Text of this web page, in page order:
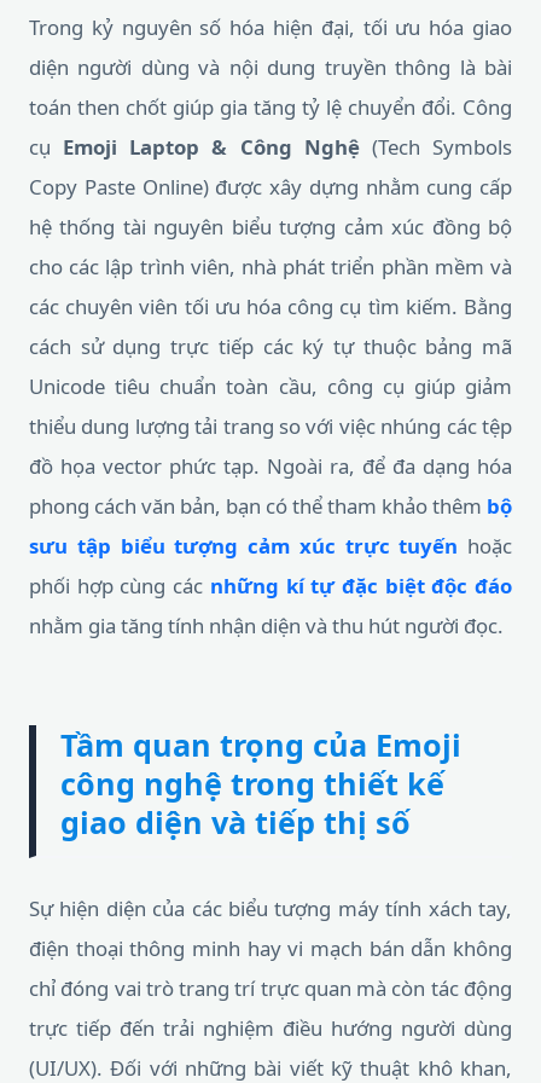
Trong kỷ nguyên số hóa hiện đại, tối ưu hóa giao
diện người dùng và nội dung truyền thông là bài
toán then chốt giúp gia tăng tỷ lệ chuyển đổi. Công
cụ Emoji Laptop & Công Nghệ(Tech Symbols
Copy Paste Online) được xây dựng nhằm cung cấp
hệ thống tài nguyên biểu tượng cảm xúc đồng bộ
cho các lập trình viên, nhà phát triển phần mềm và
các chuyên viên tối ưu hóa công cụ tìm kiếm. Bằng
cách sử dụng trực tiếp các ký tự thuộc bảng mã
Unicode tiêu chuẩn toàn cầu, công cụ giúp giảm
thiểu dung lượng tải trang so với việc nhúng các tệp
đồ họa vector phức tạp. Ngoài ra, để đa dạng hóa
phong cách văn bản, bạn có thể tham khảo thêm bộ
sưu tập biểu tượng cảm xúc trực tuyến hoặc
phối hợp cùng các những kí tự đặc biệt độc đáo
nhằm gia tăng tính nhận diện và thu hút người đọc.
Tầm quan trọng của Emoji
công nghệ trong thiết kế
giao diện và tiếp thị số
Sự hiện diện của các biểu tượng máy tính xách tay,
điện thoại thông minh hay vi mạch bán dẫn không
chỉ đóng vai trò trang trí trực quan mà còn tác động
trực tiếp đến trải nghiệm điều hướng người dùng
(UI/UX). Đối với những bài viết kỹ thuật khô khan,